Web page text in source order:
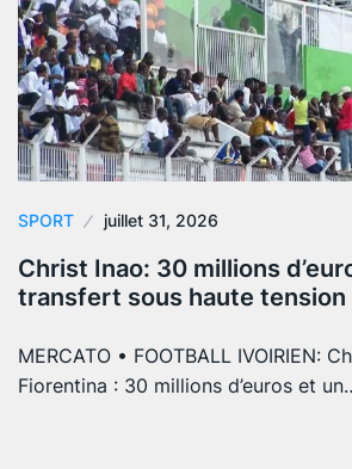
SPORT juillet 31, 2026
Christ Inao: 30 millions
transfert sous haute tension
MERCATO • FOOTBALL IVOIRIEN:
Fiorentina : 30 millions d’euros et